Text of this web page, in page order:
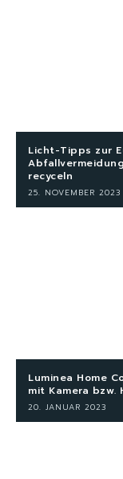
Licht-Tipps zur
recyceln
25. NOVEMBER 2023
Luminea Home
mit Kamera bzw.
20. JANUAR 2023